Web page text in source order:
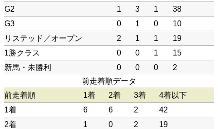
G2
1 3 1
38
G3
0 1 0
10
リステッド／オープン
2 1 1
19
1勝クラス
0 0 1
15
新馬・未勝利
0 0 0
2
前走着順データ
前走着順
1着 2着 3着
4着以下
1着
6 6 2
42
2着
1 0 2
19